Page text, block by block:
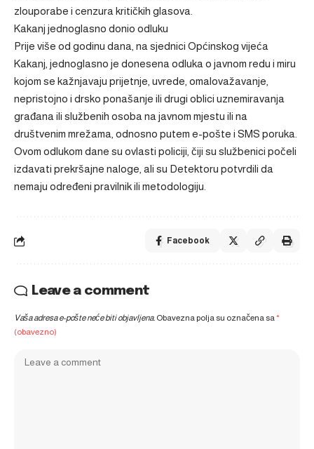
zlouporabe i cenzura kritičkih glasova.
Kakanj jednoglasno donio odluku
Prije više od godinu dana, na sjednici Općinskog vijeća
Kakanj, jednoglasno je donesena odluka o javnom redu i miru
kojom se kažnjavaju prijetnje, uvrede, omalovažavanje,
nepristojno i drsko ponašanje ili drugi oblici uznemiravanja
građana ili službenih osoba na javnom mjestu ili na
društvenim mrežama, odnosno putem e-pošte i SMS poruka.
Ovom odlukom dane su ovlasti policiji, čiji su službenici počeli
izdavati prekršajne naloge, ali su Detektoru potvrdili da
nemaju određeni pravilnik ili metodologiju.
Facebook
Leave a comment
Vaša adresa e-pošte neće biti objavljena. Obavezna polja su označena sa*
(obavezno)